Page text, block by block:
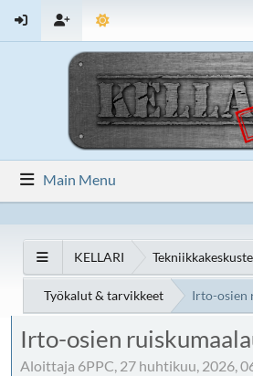
Main Menu
KELLARI
Työkalut & tarvikkeet Irto-osien
Irto-osien
Aloittaja 6PPC, 27 huhtikuu, 2026,